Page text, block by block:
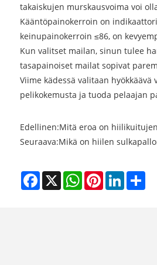
takaiskujen murskausvoima voi
Kääntöpainokerroin on
keinupainokerroin ≤86, on
Kun valitset mailan, sinun tulee
tasapainoiset mailat sopivat
Viime kädessä valitaan
pelikokemusta ja tuoda pelaajan
Edellinen:Mitä eroa on
Seuraava:Mikä on hiilen
Facebook
X WhatsAppPinterestLinkedIn